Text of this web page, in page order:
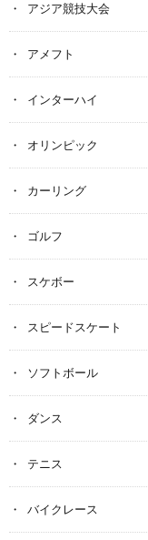
アジア競技大会
アメフト
インターハイ
オリンピック
カーリング
ゴルフ
スケボー
スピードスケート
ソフトボール
ダンス
テニス
バイクレース